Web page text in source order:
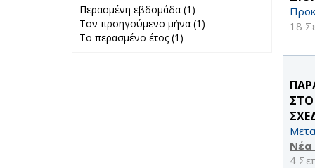
18
Νέα
4
Περασμένη εβδομάδα (1)
Περασμένη
Τον προηγούμενο μήνα (1)
Το περασμένο έτος (1)